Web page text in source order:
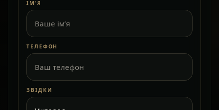
ІМ’Я
ТЕЛЕФОН
ЗВІДКИ